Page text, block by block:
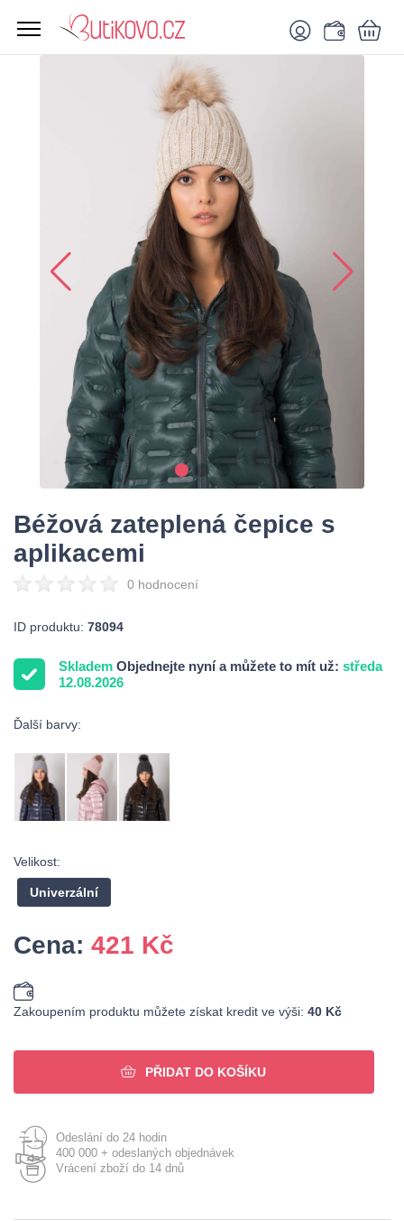
Béžová zateplená čepice s
aplikacemi
0 hodnocení
ID produktu: 78094
Skladem Objednejte nyní a můžete to mít už: středa
12.08.2026
Ďalší barvy:
Velikost:
Univerzální
Cena: 421 Kč
Zakoupením produktu můžete získat kredit ve výši: 40 Kč
PŘIDAT DO KOŠÍKU
Odeslání do 24 hodin
400 000 + odeslaných objednávek
Vrácení zboží do 14 dnů